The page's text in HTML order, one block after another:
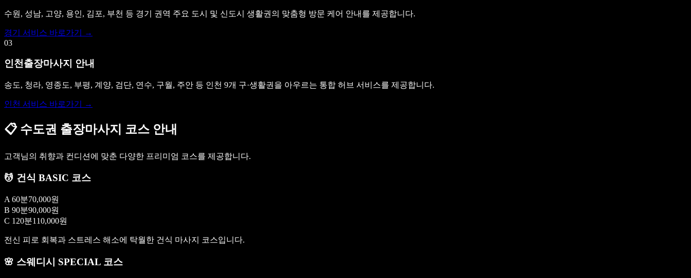
수원, 성남, 고양, 용인, 김포, 부천 등 경기 권역 주요 도시 및 신도시 생활권의 맞춤형 방문 케어 안내를 제공합니다.
경기 서비스 바로가기 →
03
인천출장마사지 안내
송도, 청라, 영종도, 부평, 계양, 검단, 연수, 구월, 주안 등 인천 9개 구·생활권을 아우르는 통합 허브 서비스를 제공합니다.
인천 서비스 바로가기 →
📋수도권 출장마사지 코스 안내
고객님의 취향과 컨디션에 맞춘 다양한 프리미엄 코스를 제공합니다.
💆 건식 BASIC 코스
A 60분70,000원
B 90분90,000원
C 120분110,000원
전신 피로 회복과 스트레스 해소에 탁월한 건식 마사지 코스입니다.
🌸 스웨디시 SPECIAL 코스